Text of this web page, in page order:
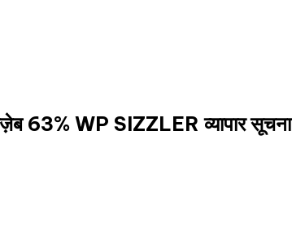
63% WP SIZZLER व्यापार सूचना